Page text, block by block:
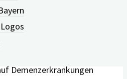
aber oftmals keine
Da die
vor allem für
wurde, sind viele
Demenzerkrankungen